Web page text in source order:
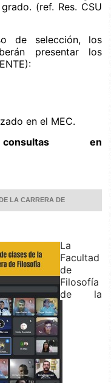
(ref. Res. CSU
de selección, los
presentar los
en el MEC.
en
LA CARRERA DE
La
Facultad
de
Filosofía
de la